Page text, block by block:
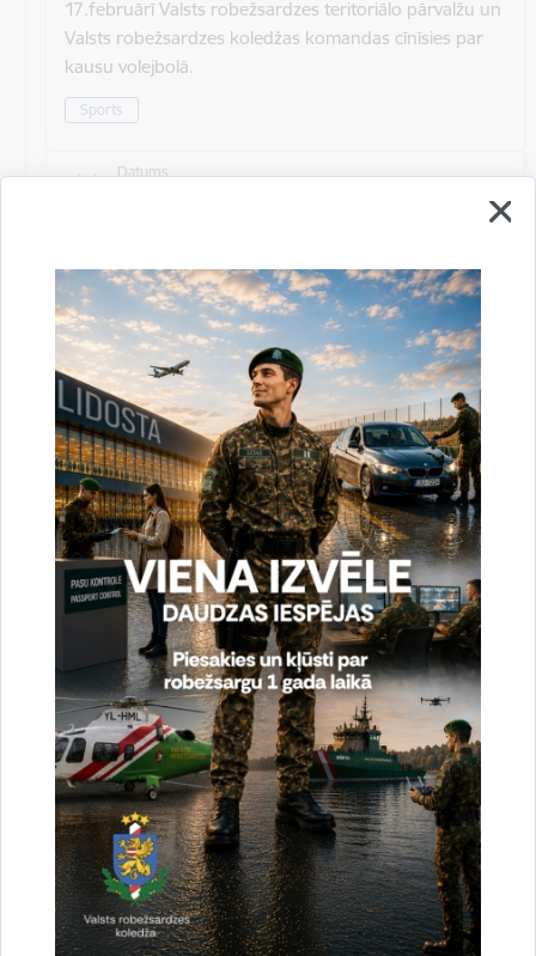
17.februārī Valsts robežsardzes teritoriālo pārvalžu un
Valsts robežsardzes koledžas komandas cīnīsies par
kausu volejbolā.
Sports
Datums
10.00–15.00
Atrašanās vieta
Rēzeknes novada pašvaldība, Atbrīvošanas aleja
95a, Rēzekne
Dalība Austrumlatgales reģionālajā
profesionālās un augstākās izglītības
iestāžu izstādē “Izglītība un Karjera 2023”
Jebkurš interesents varēs iepazīties ar robežsarga
profesijas specifiku un izglītības iespējām Valsts
robežsardzes koledžā, apskatīt…
Izglītība
Datums